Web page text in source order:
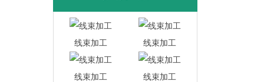
线束加工 线束加工
线束加工 线束加工